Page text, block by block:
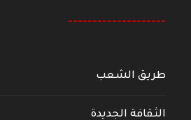
--------------------
طريق الشعب
الثقافة الجديدة